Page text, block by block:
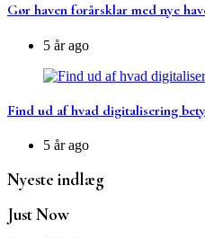
Gør haven forårsklar med nye
5 år ago
Find ud af hvad digitalisering
5 år ago
Nyeste indlæg
Just Now